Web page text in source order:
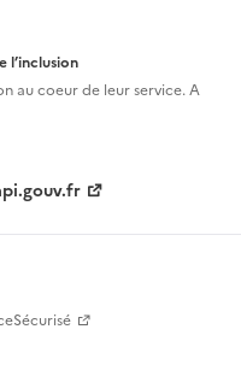
l’inclusion
aucoeur de leur service. A